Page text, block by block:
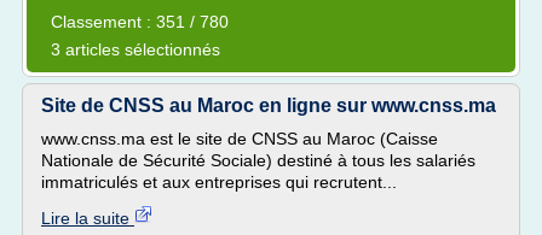
Classement : 351 / 780
3 articles sélectionnés
Site de CNSS au Maroc en ligne sur www.cnss.ma
www.cnss.ma est le site de CNSS au Maroc (Caisse
Nationale de Sécurité Sociale) destiné à tous les salariés
immatriculés et aux entreprises qui recrutent...
Lire la suite